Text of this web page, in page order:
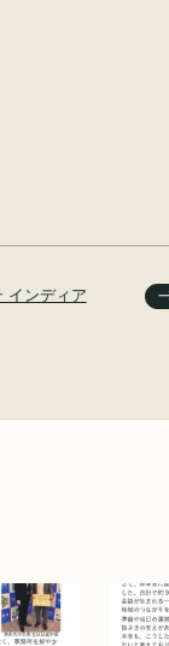
インディア